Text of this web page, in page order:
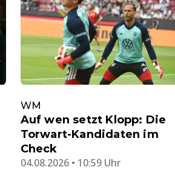
WM
Auf wen setzt Klopp: Die
Torwart-Kandidaten im
Check
04.08.2026 • 10:59 Uhr